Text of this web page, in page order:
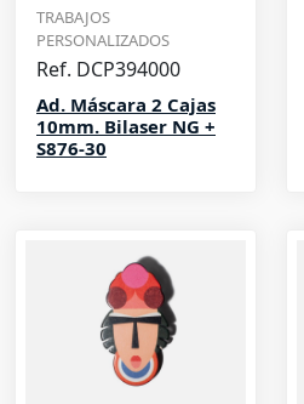
TRABAJOS
PERSONALIZADOS
Ref. DCP394000
Ad. Máscara 2 Cajas
10mm. Bilaser NG +
S876-30